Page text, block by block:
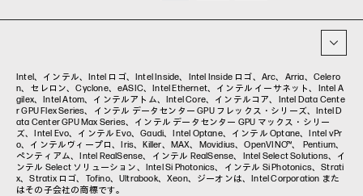
Intel、インテル、Intel ロゴ、Intel Inside、Intel Inside ロゴ、Arc、Arria、Celero
n、セレロン、Cyclone、eASIC、Intel Ethernet、インテル イーサネット、Intel A
gilex、Intel Atom、インテルアトム、Intel Core、インテルコア、Intel Data Cente
r GPU Flex Series、インテル データセンター GPU フレックス・シリーズ、Intel D
ata Center GPU Max Series、インテル データセンター GPU マックス・シリー
ズ、Intel Evo、インテル Evo、Gaudi、Intel Optane、インテル Optane、Intel vPr
o、インテルヴィープロ、Iris、Killer、MAX、Movidius、OpenVINO™、 Pentium、
ペンティアム、Intel RealSense、インテル RealSense、Intel Select Solutions、イ
ンテル Select ソリューション、Intel Si Photonics、インテル Si Photonics、Strati
x、Stratix ロゴ、Tofino、Ultrabook、Xeon、ジーオンは、Intel Corporation また
はその子会社の商標です。